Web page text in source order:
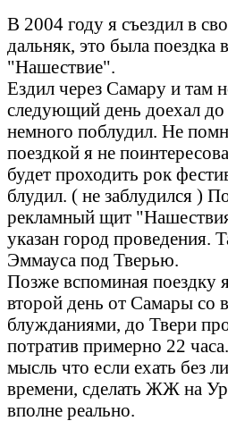
В 2004 году я съездил в
дальняк, это была поездка
"Нашествие".
Ездил через Самару и там
следующий день доехал
немного поблудил. Не
поездкой я не
будет проходить рок
блудил. ( не заблудился )
рекламный щит
указан город проведения.
Эммауса под Тверью.
Позже вспоминая поездку
второй день от Самары со
блужданиями, до Твери
потратив примерно 22
мысль что если ехать без
времени, сделать ЖЖ на
вполне реально.